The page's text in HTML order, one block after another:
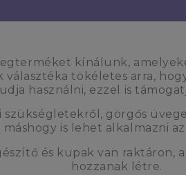
kínálunk,
tökéletes arra,
használni, ezzel is
görgős
is lehet alkalmazni
és kupak van
hozzanak létre.